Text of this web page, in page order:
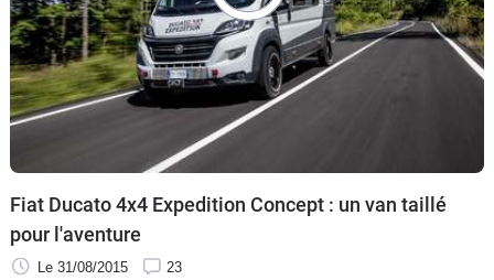
Flottes
Auto
Services
Forum
Moto
Fiat Ducato 4x4 Expedition Concept : un van taillé
pour l'aventure
Le 31/08/2015 23